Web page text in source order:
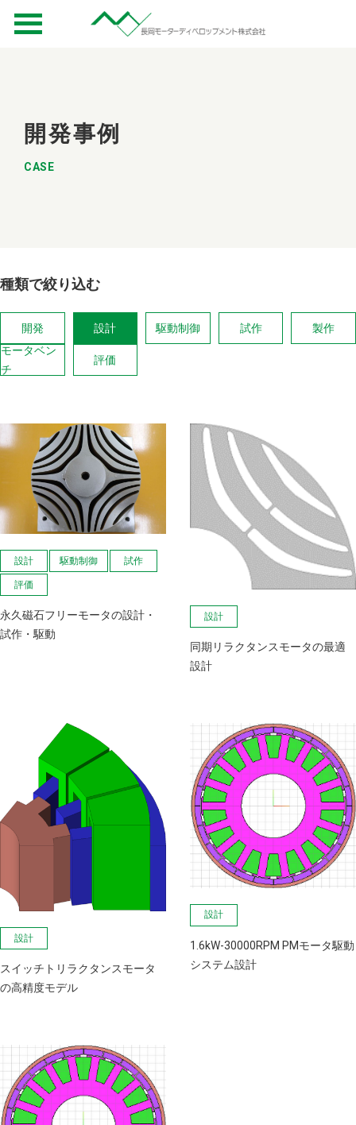
開発事例
CASE
種類で絞り込む
開発 設計 駆動制御 試作
製作
モータベン
チ
評価
設計 駆動制御 試作
評価
永久磁石フリーモータの設計・
試作・駆動
設計
同期リラクタンスモータの最適
設計
設計
スイッチトリラクタンスモータ
の高精度モデル
設計
1.6kW-30000RPM PMモータ駆動
システム設計